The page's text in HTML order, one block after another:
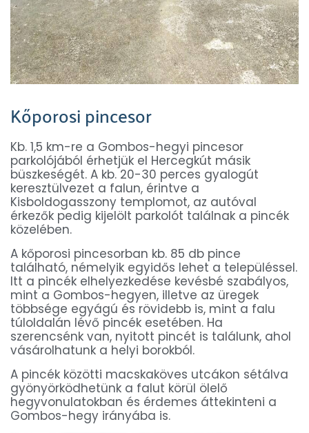
Kőporosi pincesor
Kb. 1,5 km-re a Gombos-hegyi pincesor
parkolójából érhetjük el Hercegkút másik
büszkeségét. A kb. 20-30 perces gyalogút
keresztülvezet a falun, érintve a
Kisboldogasszony templomot, az autóval
érkezők pedig kijelölt parkolót találnak a pincék
közelében.
A kőporosi pincesorban kb. 85 db pince
található, némelyik egyidős lehet a településsel.
Itt a pincék elhelyezkedése kevésbé szabályos,
mint a Gombos-hegyen, illetve az üregek
többsége egyágú és rövidebb is, mint a falu
túloldalán lévő pincék esetében. Ha
szerencsénk van, nyitott pincét is találunk, ahol
vásárolhatunk a helyi borokból.
A pincék közötti macskaköves utcákon sétálva
gyönyörködhetünk a falut körül ölelő
hegyvonulatokban és érdemes áttekinteni a
Gombos-hegy irányába is.